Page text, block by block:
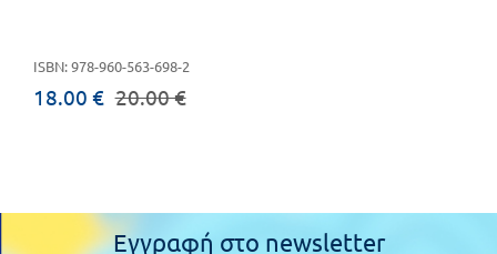
ISBN: 978-960-563-698-2
18.00 € 20.00 €
Εγγραφή στο newsletter